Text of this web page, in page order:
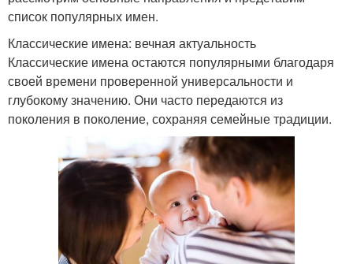
список популярных имен.
Классические имена: вечная актуальность
Классические имена остаются популярными благодаря
своей времени проверенной универсальности и
глубокому значению. Они часто передаются из
поколения в поколение, сохраняя семейные традиции.